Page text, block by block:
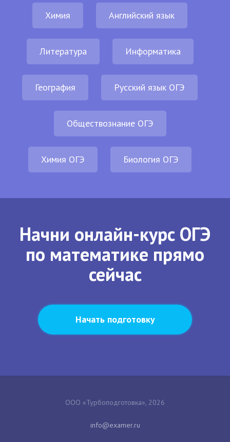
Химия Английский язык
Литература Информатика
География Русский язык ОГЭ
Обществознание ОГЭ
Химия ОГЭ Биология ОГЭ
Начни онлайн-курс ОГЭ
по математике прямо
сейчас
Начать подготовку
ООО «Турбоподготовка», 2026